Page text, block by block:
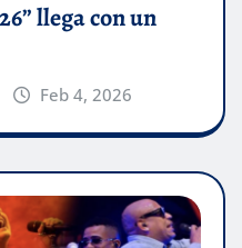
llega con un
Feb 4, 2026